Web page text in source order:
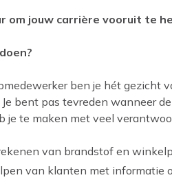
om jouw carrière vooruit te
ben je hét gezicht
bent pas tevreden wanneer
je te maken met veel
van brandstof en
van klanten met informatie